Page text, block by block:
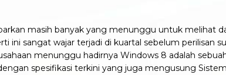
masih banyak yang menunggu untuk melihat
sangat wajar terjadi di kuartal sebelum perilisan
menunggu hadirnya Windows 8 adalah
spesifikasi terkini yang juga mengusung